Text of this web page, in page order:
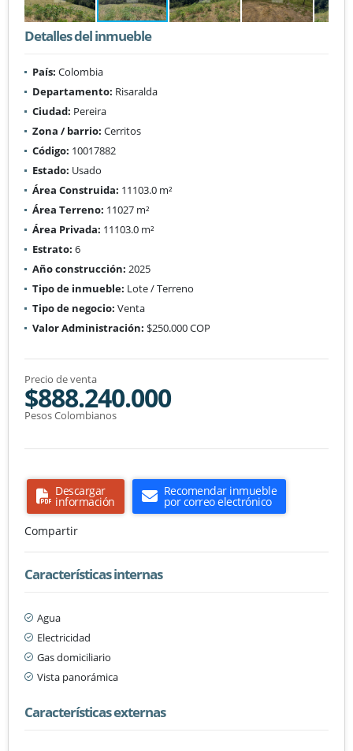
Detalles del inmueble
País: Colombia
Departamento: Risaralda
Ciudad: Pereira
Zona / barrio: Cerritos
Código: 10017882
Estado: Usado
Área Construida: 11103.0 m²
Área Terreno: 11027 m²
Área Privada: 11103.0 m²
Estrato: 6
Año construcción: 2025
Tipo de inmueble: Lote / Terreno
Tipo de negocio: Venta
Valor Administración: $250.000 COP
Precio de venta
$888.240.000
Pesos Colombianos
Descargar
información
Recomendar inmueble
por correo electrónico
Compartir
Características internas
Agua
Electricidad
Gas domiciliario
Vista panorámica
Características externas